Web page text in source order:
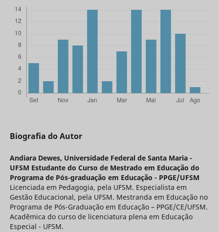
Biografia do Autor
Andiara Dewes, Universidade Federal de Santa Maria -
UFSM Estudante do Curso de Mestrado em Educação do
Programa de Pós-graduação em Educação - PPGE/UFSM
Licenciada em Pedagogia, pela UFSM. Especialista em
Gestão Educacional, pela UFSM. Mestranda em Educação no
Programa de Pós-Graduação em Educação – PPGE/CE/UFSM.
Acadêmica do curso de licenciatura plena em Educação
Especial - UFSM.